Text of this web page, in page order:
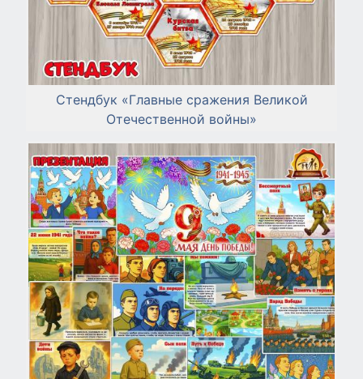
Стендбук «Главные сражения Великой
Отечественной войны»